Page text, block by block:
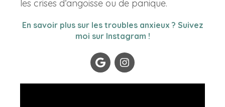
les crises d’angoisse ou de panique.
En savoir plus sur les troubles anxieux ? Suivez
moi sur Instagram !